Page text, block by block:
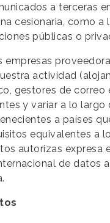
a terceras
cesionaria, como
públicas o
actividad
gestores de
y variar a lo
a países
equivalentes
autorizas expresa
de datos